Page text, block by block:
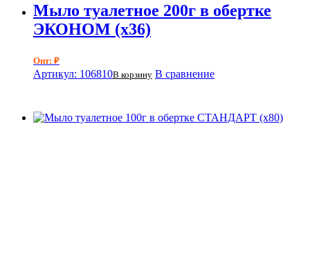
Мыло туалетное 200г в обертке
ЭКОНОМ (х36)
Опт: ₽
Артикул: 106810В корзину В сравнение